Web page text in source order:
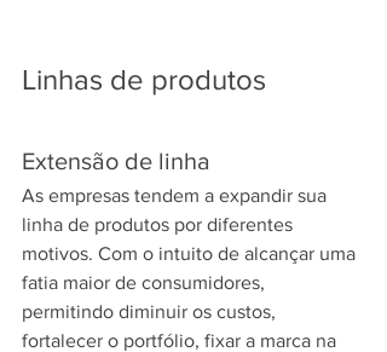
Linhas de produtos
Extensão de linha
As empresas tendem a expandir sua
linha de produtos por diferentes
motivos. Com o intuito de alcançar uma
fatia maior de consumidores,
permitindo diminuir os custos,
fortalecer o portfólio, fixar a marca na